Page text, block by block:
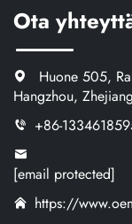
Ota
Huone 505,
Hangzhou,
+86-
[email protected]
https://